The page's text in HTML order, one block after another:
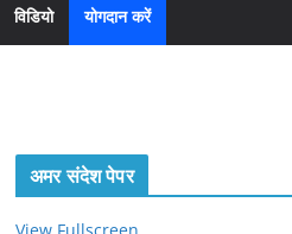
विडियो योगदान करें
अमर संदेश पेपर